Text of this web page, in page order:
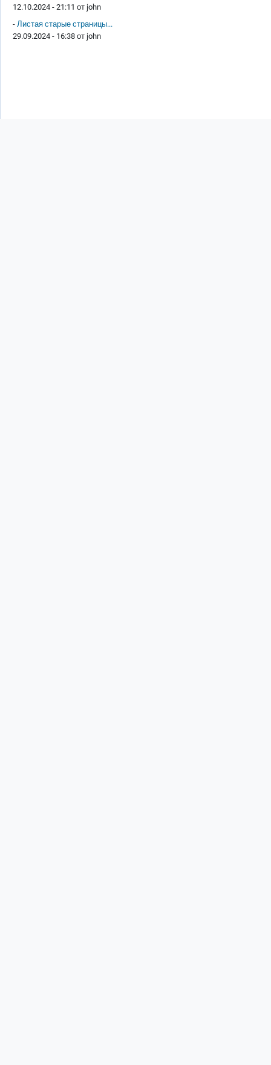
12.10.2024 - 21:11 от john
- Листая старые страницы...
29.09.2024 - 16:38 от john